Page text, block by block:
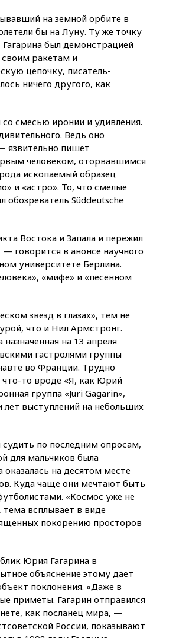
крокодила, лису и других
животных
12:51 Россия планирует
запустить групповые
безвизовые турпоездки для
Вьетнама
рекордных показателей
12:30Российские войска
взяли под контроль село
Анискино в Харьковской
области
12:15 Минцифры РФ не
планирует вводить
11:58Резаи: Иран не допустит
открытия второго маршрута в
Ормузском проливе
11:48 Жители Москвы и
11:41ТПП предлагает
изменить процедуру
банкротства для
пострадавших от атак БПЛА
продавцов
11:38Шадаев исключил
запуск мессенджера на
«Госуслугах»
человек
11:19Россия рассчитывает
заключить безвизовые
соглашения с Индонезией и
Малайзией
11:04«Ведомости»: на партию
«Яблоко» ополчились
в России могут обязать
раздавать питьевую воду
бесплатно
10:41 Бывшая глава брокера
Mind Money Юлия Хандошко
признала свою вину
на земной орбите в
бы на Луну. Ту же точку
был демонстрацией
своим ракетам и
цепочку, писатель-
ничего другого, как
смесью иронии и удивления.
Ведь оно
язвительно пишет
человеком, оторвавшимся
ископаемый образец
и «астро». То, что смелые
обозреватель Süddeutsche
Востока и Запала и пережил
говорится в анонсе научного
университете Берлина.
«мифе» и «песенном
звезд в глазах», тем не
что и Нил Армстронг.
на 13 апреля
гастролями группы
во Франции. Трудно
то вроде «Я, как Юрий
группа «Juri Gagarin»,
лет выступлений на небольших
по последним опросам,
для мальчиков была
на десятом месте
Куда чаще они мечтают быть
«Космос уже не
всплывает в виде
покорению просторов
Юрия Гагарина в
объяснение этому дает
поклонения. «Даже в
приметы. Гагарин отправился
как посланец мира, —
России, показывают